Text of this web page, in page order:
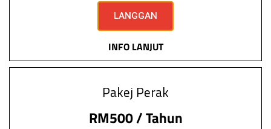
Landskap Malaysia
Sistem Politik, Urus Tadbir & Pembangunan Dasar
Tsunami Biru Di Selatan: Adakah
Model Penyatuan Melayu-Islam Johor
1. Pengenalan: Gambaran Besar PRN Johor 2026 Pilihan Raya
LANGGAN
INFO LANJUT
Pakej Perak
RM500 / Tahun